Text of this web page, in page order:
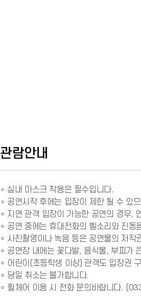
관람안내
∘ 실내 마스크 착용은 필수입니다.
∘ 공연시작 후에는 입장이 제한 될 수 있
∘ 지연 관객 입장이 가능한 공연의 경우,
∘ 공연 중에는 휴대전화의 벨소리와 진동
∘ 사진촬영이나 녹음 등은 공연물의 저작
∘ 공연장 내에는 꽃다발, 음식물, 부피가
∘ 어린이(초등학생 이상) 관객도 입장권
∘ 당일 취소는 불가합니다.
∘ 휠체어 이용 시 전화 문의바랍니다.